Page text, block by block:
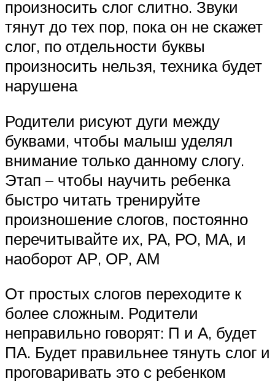
произносить слог слитно. Звуки
тянут до тех пор, пока он не скажет
слог, по отдельности буквы
произносить нельзя, техника будет
нарушена
Родители рисуют дуги между
буквами, чтобы малыш уделял
внимание только данному слогу.
Этап – чтобы научить ребенка
быстро читать тренируйте
произношение слогов, постоянно
перечитывайте их, РА, РО, МА, и
наоборот АР, ОР, АМ
От простых слогов переходите к
более сложным. Родители
неправильно говорят: П и А, будет
ПА. Будет правильнее тянуть слог и
проговаривать это с ребенком